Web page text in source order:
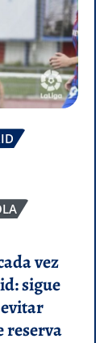
vez
sigue
reserva